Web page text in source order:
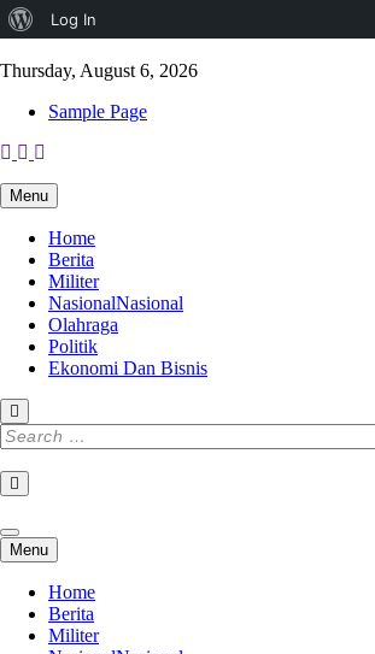
About
Log In
to
Thursday, August 6, 2026
Sample Page
Menu
Home
Berita
Militer
NasionalNasional
Olahraga
Politik
Ekonomi Dan Bisnis
Menu
Home
Berita
Militer